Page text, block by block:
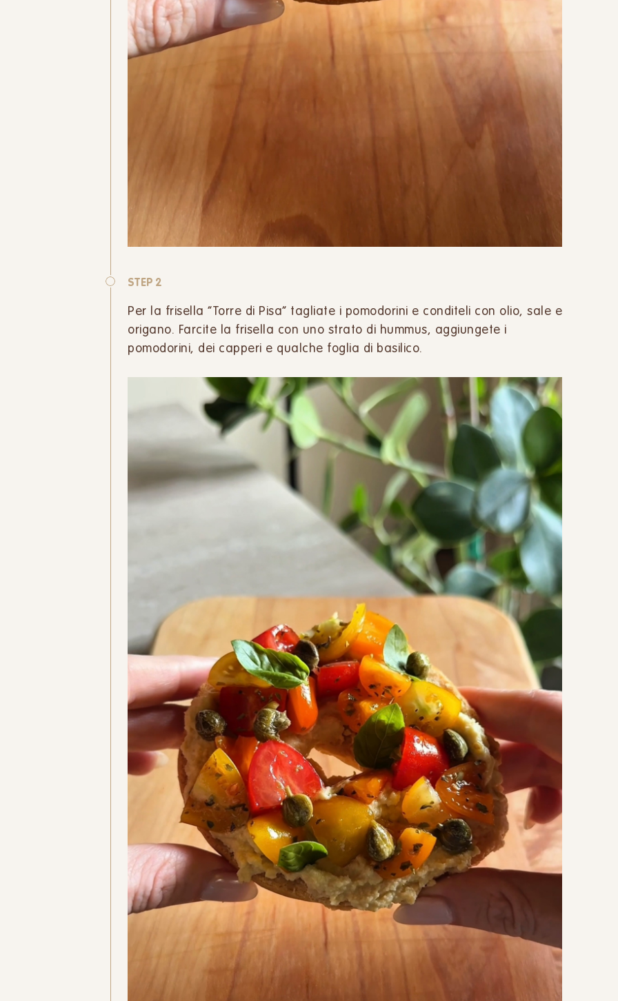
STEP 2
Per la frisella “Torre di Pisa” tagliate i pomodorini e conditeli con olio, sale e
origano. Farcite la frisella con uno strato di hummus, aggiungete i
pomodorini, dei capperi e qualche foglia di basilico.